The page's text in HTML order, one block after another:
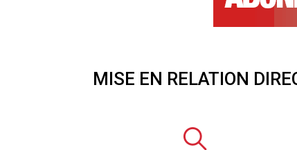
MISE EN RELATION